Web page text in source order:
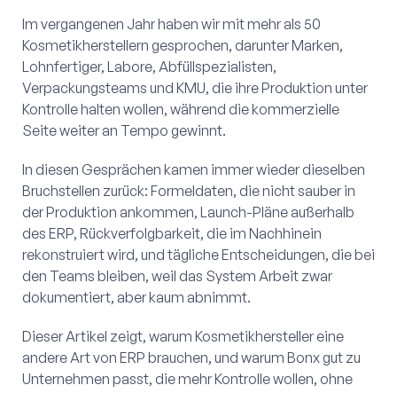
Im vergangenen Jahr haben wir mit mehr als 50
Kosmetikherstellern gesprochen, darunter Marken,
Lohnfertiger, Labore, Abfüllspezialisten,
Verpackungsteams und KMU, die ihre Produktion unter
Kontrolle halten wollen, während die kommerzielle
Seite weiter an Tempo gewinnt.
In diesen Gesprächen kamen immer wieder dieselben
Bruchstellen zurück: Formeldaten, die nicht sauber in
der Produktion ankommen, Launch-Pläne außerhalb
des ERP, Rückverfolgbarkeit, die im Nachhinein
rekonstruiert wird, und tägliche Entscheidungen, die bei
den Teams bleiben, weil das System Arbeit zwar
dokumentiert, aber kaum abnimmt.
Dieser Artikel zeigt, warum Kosmetikhersteller eine
andere Art von ERP brauchen, und warum Bonx gut zu
Unternehmen passt, die mehr Kontrolle wollen, ohne